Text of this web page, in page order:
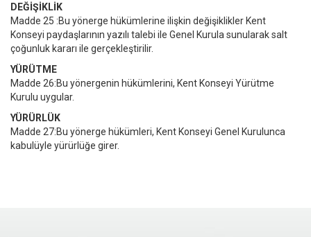
DEĞİŞİKLİK
Madde 25 :Bu yönerge hükümlerine ilişkin değişiklikler Kent
Konseyi paydaşlarının yazılı talebi ile Genel Kurula sunularak salt
çoğunluk kararı ile gerçekleştirilir.
YÜRÜTME
Madde 26:Bu yönergenin hükümlerini, Kent Konseyi Yürütme
Kurulu uygular.
YÜRÜRLÜK
Madde 27:Bu yönerge hükümleri, Kent Konseyi Genel Kurulunca
kabulüyle yürürlüğe girer.